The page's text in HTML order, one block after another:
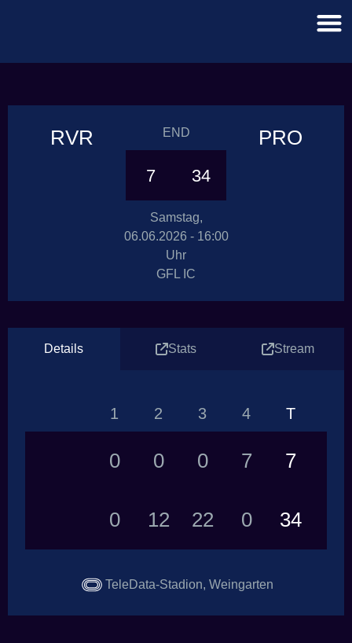
RVR END
7 34
Samstag,
06.06.2026 - 16:00
Uhr
GFL IC
PRO
Details Stats Stream
1 2 3 4 T
0 0 0 7 7
0 12 22 0 34
TeleData-Stadion, Weingarten